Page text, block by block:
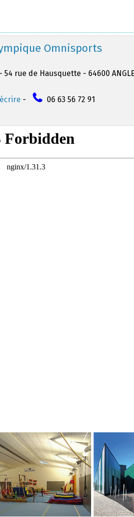
Omnisports
rue de Hausquette - 64600
- 06 63 56 72 91